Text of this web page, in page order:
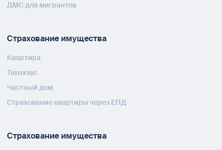
ДМС для мигрантов
Страхование имущества
Квартира
Таунхаус
Частный дом
Страхование квартиры через ЕПД
Страхование имущества